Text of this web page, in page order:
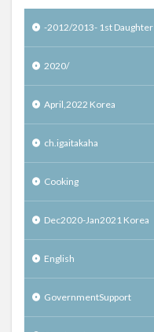
-2012/2013- 1st Daughter
2020/
April,2022 Korea
ch.igaitakaha
Cooking
Dec2020-Jan2021 Korea
English
GovernmentSupport